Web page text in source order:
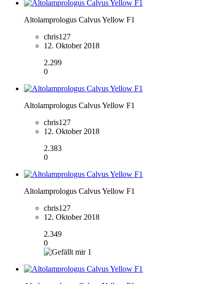
Altolamprologus Calvus Yellow F1
chris127
12. Oktober 2018
2.299
0
Altolamprologus Calvus Yellow F1
chris127
12. Oktober 2018
2.383
0
Altolamprologus Calvus Yellow F1
chris127
12. Oktober 2018
2.349
0
1